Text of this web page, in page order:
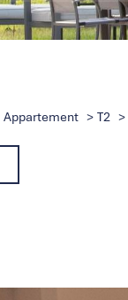
Appartement T2